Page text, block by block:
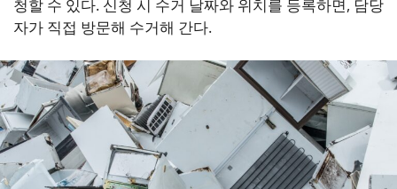
청할 수 있다. 신청 시 수거 날짜와 위치를 등록하면, 담당
자가 직접 방문해 수거해 간다.